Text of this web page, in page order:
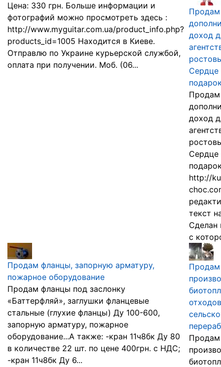
Цена: 330 грн. Больше информации и
фотографий можно просмотреть здесь :
http://www.myguitar.com.ua/product_info.php?
products_id=1005 Находится в Киеве.
Отправлю по Украине курьерской службой,
оплата при получении. Моб. (06...
Продам
доход
Сердце
Продам
доход
Сердце
http://
текст
Сделан
с
Продам фланцы, запорную арматуру,
пожарное оборудование
Продам фланцы под заслонку
«Баттерфляй», заглушки фланцевые
стальные (глухие фланцы) Ду 100-600,
запорную арматуру, пожарное
оборудование...А также: -кран 11ч8бк Ду 80
в количестве 22 шт. по цене 400грн. с НДС;
-кран 11ч8бк Ду 6...
отходов